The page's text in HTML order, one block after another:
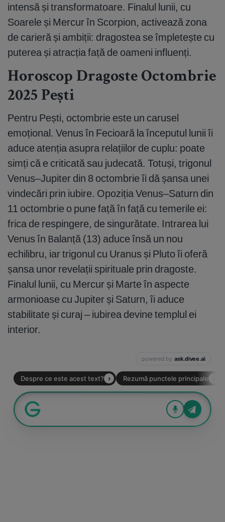
intensă și transformatoare. Finalul lunii, cu
Soarele și Mercur în Scorpion, activează zona
de carieră și ambiții: dragostea se împletește cu
puterea și atracția față de oameni influenți.
Horoscop Dragoste Octombrie
2025 Pești
Pentru Pești, octombrie este un carusel
emoțional. Venus în Fecioară la începutul lunii îi
aduce atenția asupra relațiilor de cuplu: poate
simți că e criticată sau judecată. Totuși, trigonul
Venus–Jupiter din 8 octombrie îi dă șansa unei
vindecări prin iubire. Opoziția Venus–Saturn din
11 octombrie o pune față în față cu temerile ei:
frica de respingere, de singurătate. Intrarea lui
Venus în Balanță (13) aduce însă un nou
echilibru, iar trigonul cu Uranus și Pluto îi oferă
șansa unor revelații spirituale prin dragoste.
Finalul lunii, cu Mercur și Marte în aspecte
armonioase cu Jupiter și Saturn, îi aduce
stabilitate și curaj – iubirea devine templul ei
interior.